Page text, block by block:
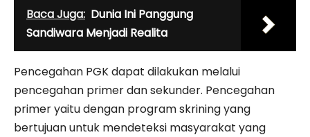
Baca Juga: Dunia Ini Panggung
Sandiwara Menjadi Realita
Pencegahan PGK dapat dilakukan melalui
pencegahan primer dan sekunder. Pencegahan
primer yaitu dengan program skrining yang
bertujuan untuk mendeteksi masyarakat yang